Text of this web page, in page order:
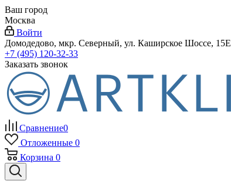
Ваш город
Москва
Войти
Домодедово, мкр. Северный, ул. Каширское Шоссе, 15Е
+7 (495) 120-32-33
Заказать звонок
Сравнение0
Отложенные 0
Корзина 0